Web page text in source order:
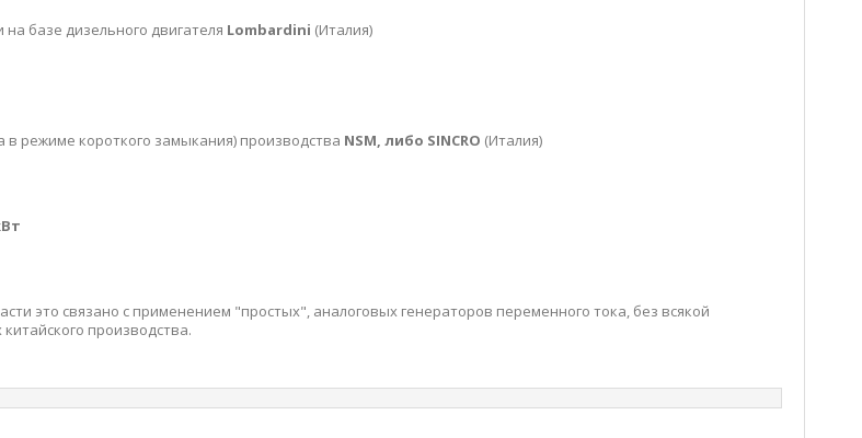
на базе дизельного двигателя Lombardini (Италия)
в режиме короткого замыкания) производства NSM, либо SINCRO (Италия)
это связано с применением "простых", аналоговых генераторов переменного тока, без всякой
производства.